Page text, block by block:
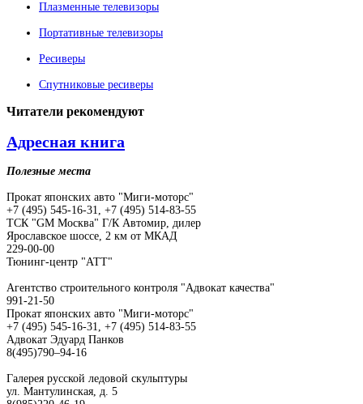
Плазменные телевизоры
Портативные телевизоры
Ресиверы
Спутниковые ресиверы
Читатели рекомендуют
Адресная книга
Полезные места
Прокат японских авто "Миги-моторс"
+7 (495) 545-16-31, +7 (495) 514-83-55
ТСК "GM Москва" Г/К Автомир, дилер
Ярославское шоссе, 2 км от МКАД
229-00-00
Тюнинг-центр "АТТ"
Агентство строительного контроля "Адвокат качества"
991-21-50
Прокат японских авто "Миги-моторс"
+7 (495) 545-16-31, +7 (495) 514-83-55
Адвокат Эдуард Панков
8(495)790–94-16
Галерея русской ледовой скульптуры
ул. Мантулинская, д. 5